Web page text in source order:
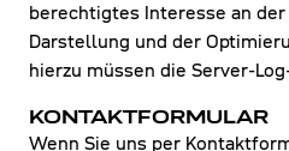
berechtigtes Interesse an
Darstellung und der
hierzu müssen die Server-
KONTAKTFORMULAR
Wenn Sie uns per